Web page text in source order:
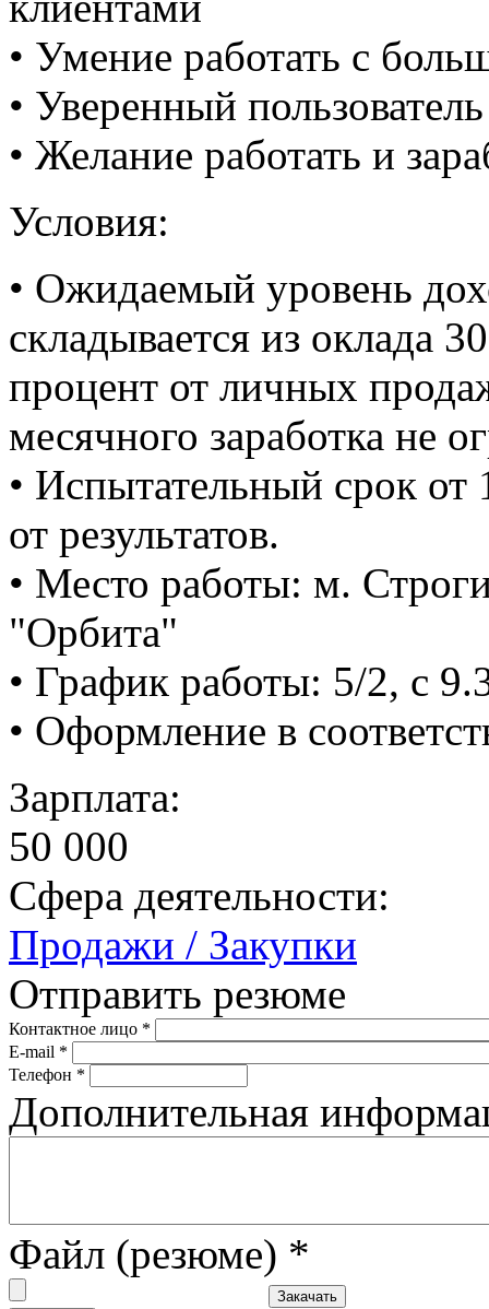
• Умение работать с
• Уверенный
• Желание работать и
Условия:
• Ожидаемый уровень
складывается из оклада
процент от личных
месячного заработка не
• Испытательный срок от
от результатов.
• Место работы: м.
"Орбита"
• График работы: 5/2, с
• Оформление в
Зарплата:
50 000
Сфера деятельности:
Продажи / Закупки
Отправить резюме
Контактное лицо *
E-mail *
Телефон *
Дополнительная
Файл (резюме) *